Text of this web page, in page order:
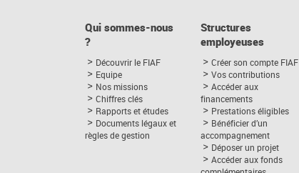
Qui sommes-nous
?
Découvrir le FIAF
Equipe
Nos missions
Chiffres clés
Rapports et études
Documents légaux et
règles de gestion
Structures
employeuses
Créer son compte FIAF
Vos contributions
Accéder aux
financements
Prestations éligibles
Bénéficier d’un
accompagnement
Déposer un projet
Accéder aux fonds